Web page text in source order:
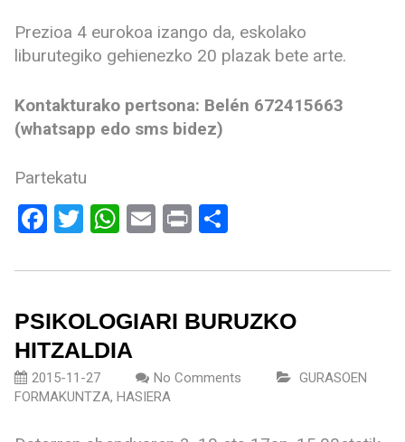
Prezioa 4 eurokoa izango da, eskolako
liburutegiko gehienezko 20 plazak bete arte.
Kontakturako pertsona: Belén 672415663
(whatsapp edo sms bidez)
Partekatu
Facebook
Twitter
WhatsApp
Email
PrintShare
PSIKOLOGIARI BURUZKO
HITZALDIA
2015-11-27 No Comments
GURASOEN
FORMAKUNTZA, HASIERA